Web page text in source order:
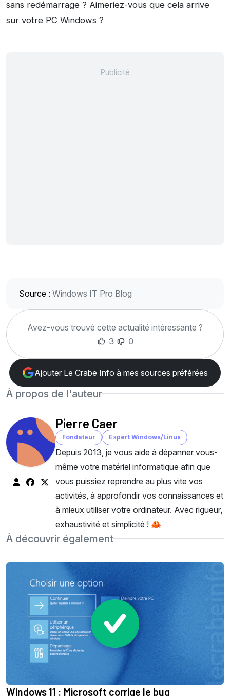
sans redémarrage ? Aimeriez-vous que cela arrive
sur votre PC Windows ?
Source : Windows IT Pro Blog
Avez-vous trouvé cette actualité intéressante ?
3
0
Ajouter Le Crabe Info à mes sources préférées
À propos de l'auteur
Pierre Caer
Fondateur Expert Windows/Linux
Depuis 2013, je vous aide à dépanner vous-
même votre matériel informatique afin que
vous puissiez reprendre au plus vite vos
activités, à approfondir vos connaissances et
à mieux utiliser votre ordinateur. Avec rigueur,
exhaustivité et simplicité ! 🦀
À découvrir également
Windows 11 : Microsoft corrige le bug